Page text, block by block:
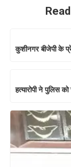
कुशीनगर बीजेपी के
हत्यारोपी ने पुलिस